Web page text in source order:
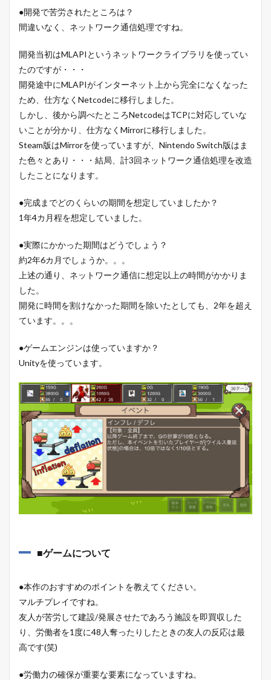
●開発で苦労されたところは？
間違いなく、ネットワーク通信処理ですね。
開発当初はMLAPIというネットワークライブラリを使ってい
たのですが・・・
開発途中にMLAPIがインターネット上から完全になくなった
ため、仕方なくNetcodeに移行しました。
しかし、後から調べたところNetcodeはTCPに対応していな
いことが分かり、仕方なくMirrorに移行しました。
Steam版はMirrorを使っていますが、Nintendo Switch版はま
た色々とあり・・・結局、計3回ネットワーク通信処理を改造
したことになります。
●完成までどのくらいの期間を想定していましたか？
1年4カ月程を想定していました。
●実際にかかった期間はどうでしょう？
約2年6カ月でしょうか。。。
上述の通り、ネットワーク通信に想定以上の時間がかかりま
した。
開発に時間を割けなかった期間を除いたとしても、2年を超え
ています。。。
●ゲームエンジンは使っていますか？
Unityを使っています。
■ゲームについて
●本作のおすすめのポイントを教えてください。
マルチプレイですね。
友人が苦労して建設/発展させたであろう施設を即買収した
り、労働者を1度に48人奪ったりしたときの友人の反応は最
高です(笑)
●労働力の確保が重要な要素になっていますね。